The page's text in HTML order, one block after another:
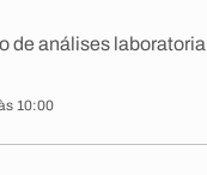
de análises
10:00